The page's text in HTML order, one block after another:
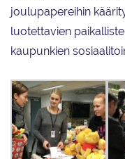
joulupapereihin
luotettavien
kaupunkien